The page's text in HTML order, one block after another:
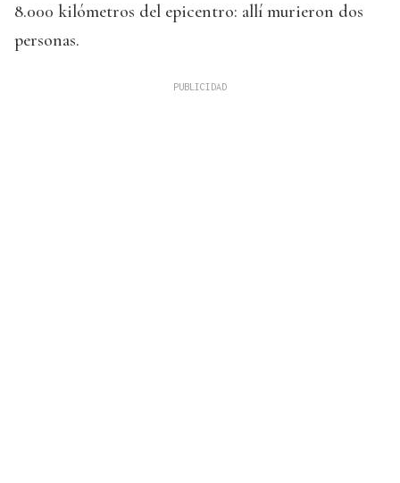
8.000 kilómetros del epicentro: allí murieron dos
personas.